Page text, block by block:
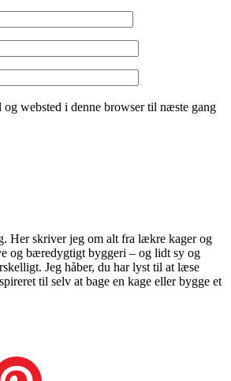
websted i denne browser til næste gang
Her skriver jeg om alt fra lækre kager og
og bæredygtigt byggeri – og lidt sy og
Jeg håber, du har lyst til at læse
til selv at bage en kage eller bygge et